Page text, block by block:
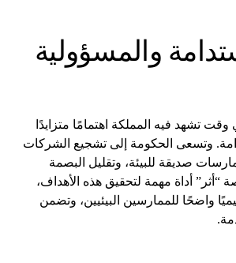
والمسؤولية
وقت تشهد فيه المملكة اهتمامًا متزايدًا
وتسعى الحكومة إلى تشجيع الشركات
صديقة للبيئة، وتقليل البصمة
“أثر” أداة مهمة لتحقيق هذه الأهداف،
واضحًا للممارسين البيئيين، وتضمن